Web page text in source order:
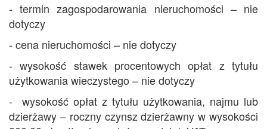
- termin zagospodarowania nieruchomości – nie
dotyczy
- cena nieruchomości – nie dotyczy
- wysokość stawek procentowych opłat z tytułu
użytkowania wieczystego – nie dotyczy
- wysokość opłat z tytułu użytkowania, najmu lub
dzierżawy – roczny czynsz dzierżawny w wysokości